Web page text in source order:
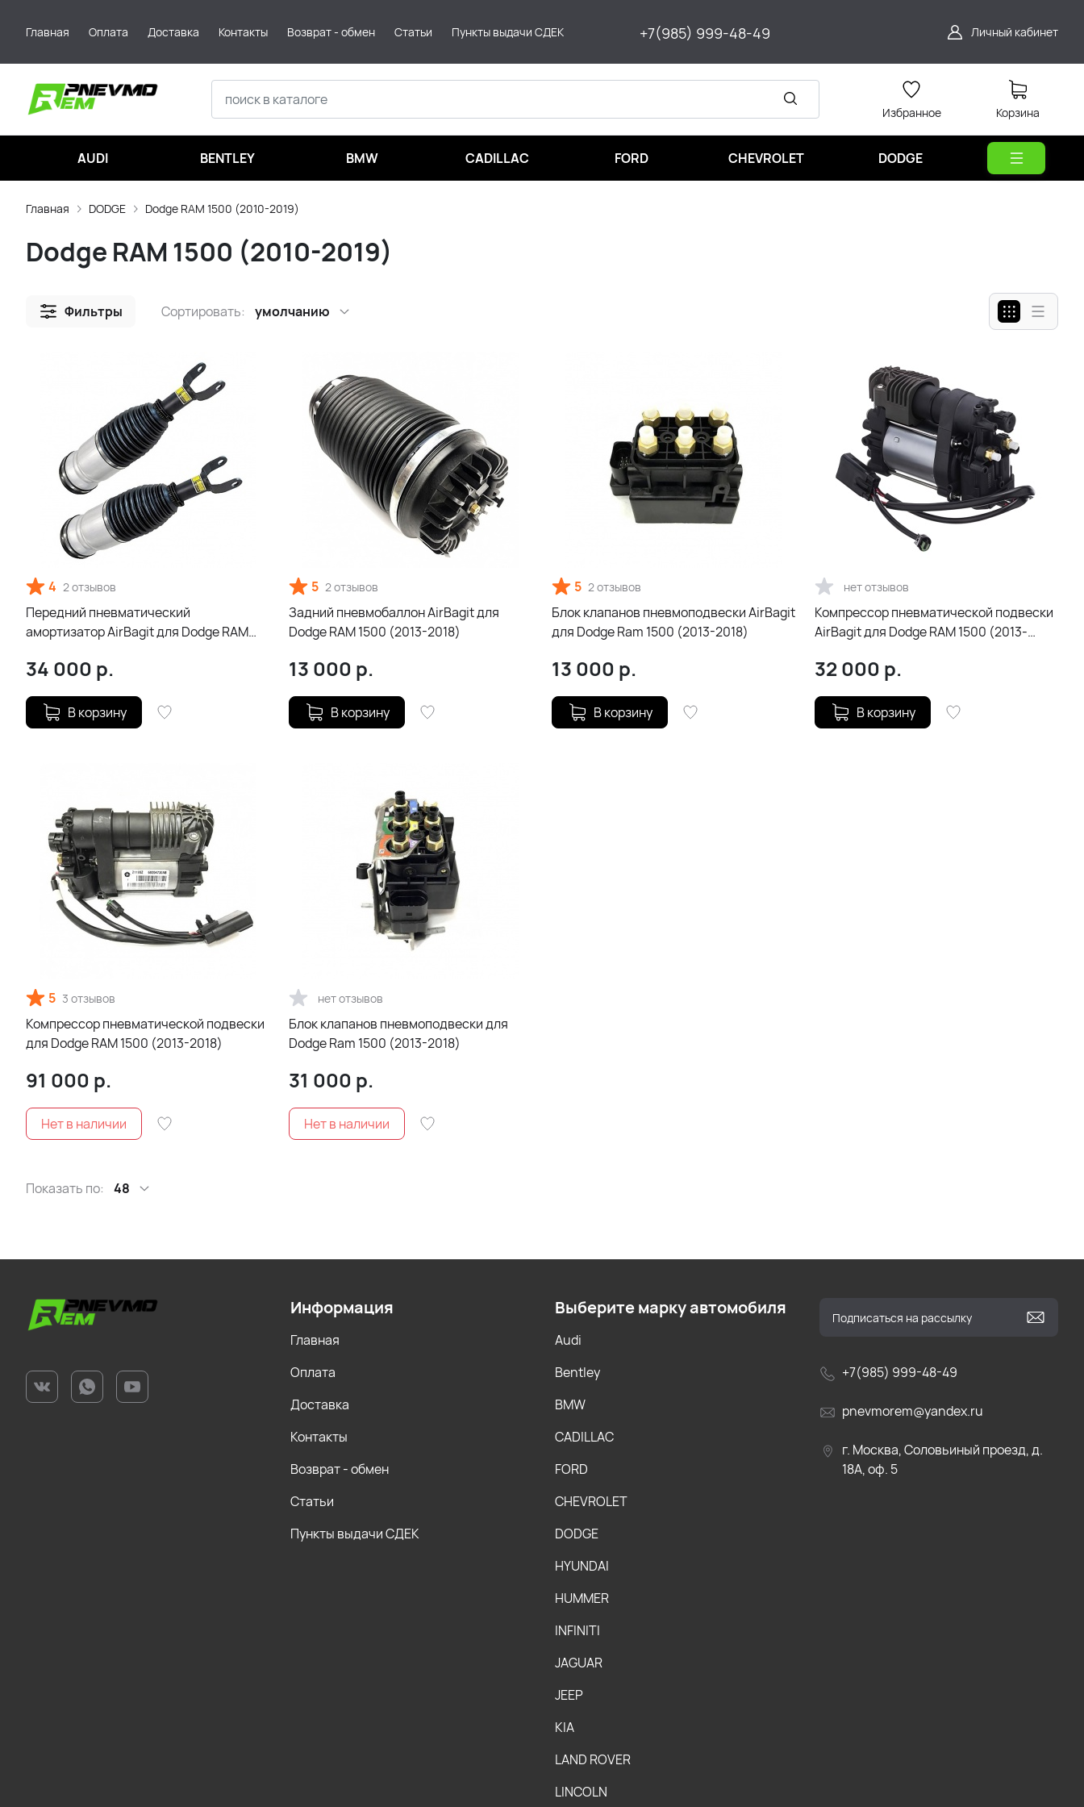
Главная Оплата Доставка Контакты Возврат - обмен Статьи Пункты выдачи СДЕК +7(985) 999-48-49 Личный кабинет
Избранное Корзина
AUDI BENTLEY BMW CADILLAC FORD CHEVROLET DODGE
Главная DODGE Dodge RAM 1500 (2010-2019)
Dodge RAM 1500 (2010-2019)
Фильтры Сортировать: умолчанию
4 2 отзывов
Передний пневматический
амортизатор AirBagit для Dodge RAM
34 000 р.
В корзину
5 2 отзывов
Задний пневмобаллон AirBagit для
Dodge RAM 1500 (2013-2018)
13 000 р.
В корзину
5 2 отзывов
Блок клапанов пневмоподвески AirBagit
для Dodge Ram 1500 (2013-2018)
13 000 р.
В корзину
нет отзывов
Компрессор пневматической подвески
AirBagit для Dodge RAM 1500 (2013-
32 000 р.
В корзину
5 3 отзывов
Компрессор пневматической подвески
для Dodge RAM 1500 (2013-2018)
91 000 р.
нет отзывов
Блок клапанов пневмоподвески для
Dodge Ram 1500 (2013-2018)
31 000 р.
Показать по: 48
+7(985) 999-48-49
pnevmorem@yandex.ru
г. Москва, Соловьиный проезд, д.
18А, оф. 5
Информация
Главная
Оплата
Доставка
Контакты
Возврат - обмен
Статьи
Пункты выдачи СДЕК
Выберите марку автомобиля
Audi
Bentley
BMW
CADILLAC
FORD
CHEVROLET
DODGE
HYUNDAI
HUMMER
INFINITI
JAGUAR
JEEP
KIA
LAND ROVER
LINCOLN